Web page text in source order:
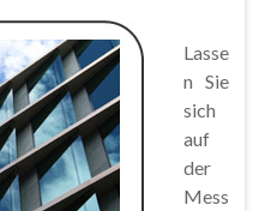
Lasse
n Sie
sich
auf
der
Mess